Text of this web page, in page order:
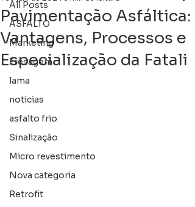
All Posts
ASFALTO
Marketing
Fresagem
lama
noticias
asfalto frio
Sinalização
Micro revestimento
Nova categoria
Retrofit
Pavimentação Asfáltica:
Vantagens, Processos e
Especialização da Fatali